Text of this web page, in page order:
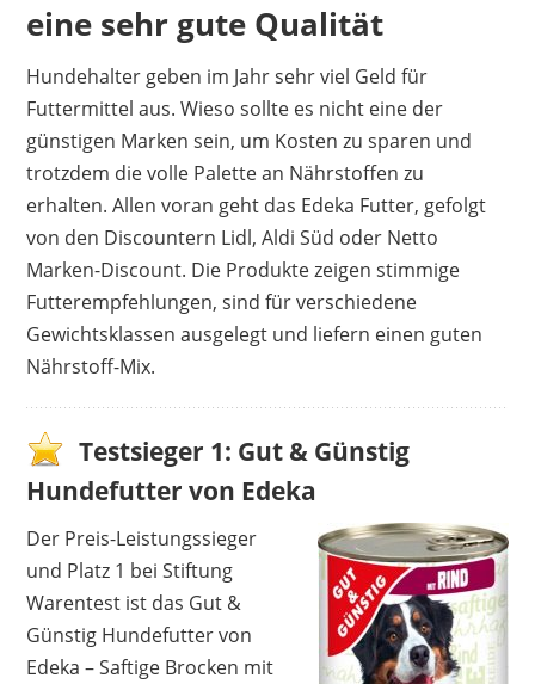
eine sehr gute Qualität
Hundehalter geben im Jahr sehr viel Geld für
Futtermittel aus. Wieso sollte es nicht eine der
günstigen Marken sein, um Kosten zu sparen und
trotzdem die volle Palette an Nährstoffen zu
erhalten. Allen voran geht das Edeka Futter, gefolgt
von den Discountern Lidl, Aldi Süd oder Netto
Marken-Discount. Die Produkte zeigen stimmige
Futterempfehlungen, sind für verschiedene
Gewichtsklassen ausgelegt und liefern einen guten
Nährstoff-Mix.
Testsieger 1: Gut & Günstig
Hundefutter von Edeka
Der Preis-Leistungssieger
und Platz 1 bei Stiftung
Warentest ist das Gut &
Günstig Hundefutter von
Edeka – Saftige Brocken mit